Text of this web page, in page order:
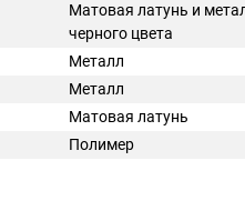
Матовая латунь и
черного цвета
Металл
Металл
Матовая латунь
Полимер